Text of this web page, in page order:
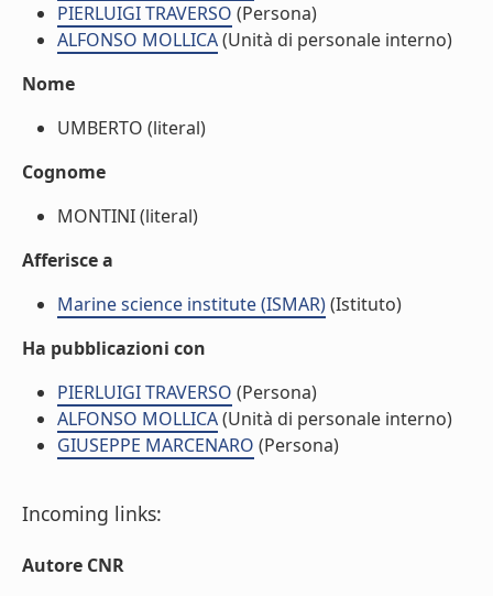
PIERLUIGI TRAVERSO (Persona)
ALFONSO MOLLICA(Unità di personale interno)
Nome
UMBERTO (literal)
Cognome
MONTINI (literal)
Afferisce a
Marine science institute (ISMAR)(Istituto)
Ha pubblicazioni con
PIERLUIGI TRAVERSO (Persona)
ALFONSO MOLLICA(Unità di personale interno)
GIUSEPPE MARCENARO (Persona)
Incoming links:
Autore CNR